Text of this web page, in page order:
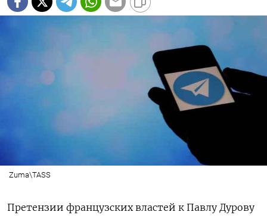
Zuma\TASS
Претензии французских властей к Павлу Дурову